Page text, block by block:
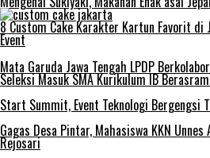
8 Custom Cake Karakter Kartun Favorit di
Event
Mata Garuda Jawa Tengah LPDP
Seleksi Masuk SMA Kurikulum IB
Start Summit, Event Teknologi Bergengsi
Gagas Desa Pintar, Mahasiswa KKN
Rejosari